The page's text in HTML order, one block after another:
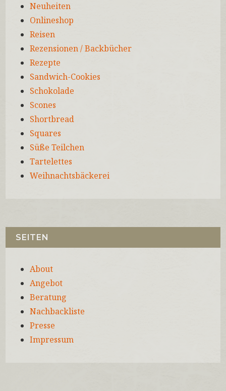
Neuheiten
Onlineshop
Reisen
Rezensionen / Backbücher
Rezepte
Sandwich-Cookies
Schokolade
Scones
Shortbread
Squares
Süße Teilchen
Tartelettes
Weihnachtsbäckerei
SEITEN
About
Angebot
Beratung
Nachbackliste
Presse
Impressum